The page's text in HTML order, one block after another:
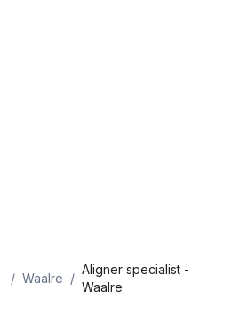
/ Waalre /
Aligner specialist -
Waalre